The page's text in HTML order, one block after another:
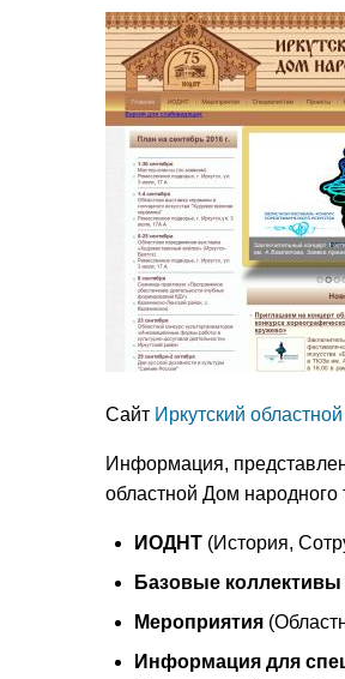
Сайт Иркутский
Информация,
областной Дом
ИОДНТ (История,
Базовые коллективы
Мероприятия
Информация для